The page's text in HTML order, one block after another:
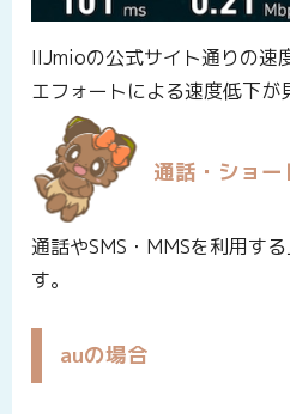
IIJmioの公式サイト通りの速
エフォートによる速度低下が
通話・ショ
通話やSMS・MMSを利用す
す。
auの場合